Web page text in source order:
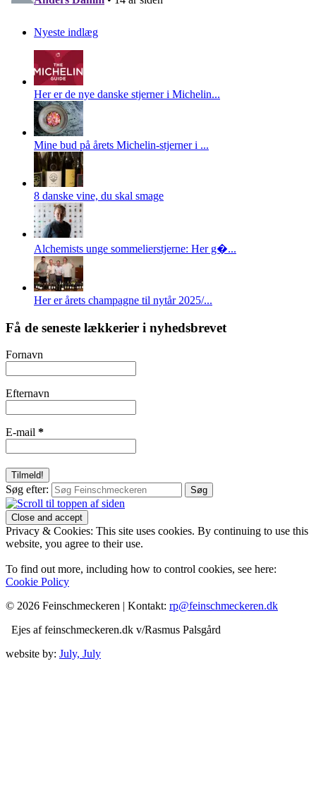
Nyeste indlæg
Her er de nye danske stjerner i Michelin...
Mine bud på årets Michelin-stjerner i ...
8 danske vine, du skal smage
Alchemists unge sommelierstjerne: Her g�...
Her er årets champagne til nytår 2025/...
Få de seneste lækkerier i nyhedsbrevet
Fornavn
Efternavn
E-mail *
Søg efter:
Privacy & Cookies: This site uses cookies. By continuing to use this
website, you agree to their use.
To find out more, including how to control cookies, see here:
Cookie Policy
© 2026 Feinschmeckeren | Kontakt: rp@feinschmeckeren.dk
Ejes af feinschmeckeren.dk v/Rasmus Palsgård
website by: July, July